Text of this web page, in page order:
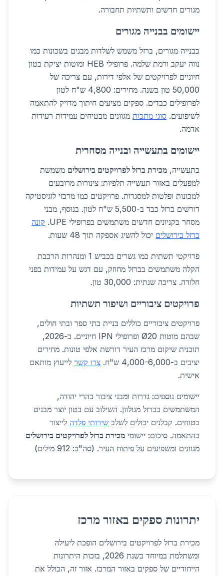
מגורים חדשים ותשתיות תחבורה.
יישומים בבנייה מגורים
בבנייה מגורים, ברזל משמש לשלדות מבנים בשכונות כמו
נווה יעקב ורמת שלמה. פרופילי HEB ומוטות יציקת בטון
חיוניים לפרויקטים של אלפי דירות, עם צריכה של
50,000 טון בשנה. מחירים: 4,800 ש"ח לטון
לפרופילים כבדים. ספקים מציעים חיתוך מדויק להתאמה
לשיפועים. סוגי מתכות מגוונים מבטיחים עמידות רעידות
אדמה.
יישומים בתעשייה ובנייה מסחרית
בתעשייה, מכירת ברזל לפרויקטים בירושלים משמשת
למפעלים באזור תעשייה תלפיות: צינורות מרובעים
למכונות ופלטות למסגרות. פרויקטים כמו מרכזי לוגיסטיקה
דורשים ברזל כבד ב-5,500 ש"ח לטון. בנוסף, מבני
מסחר בקניונים חדשים משתמשים בפרופילי UPE.
קונה
ברזל בירושלים יכול להשיג אספקה תוך 48 שעות.
פרויקטי תשתית כמו גשרים בכביש 1 ומנהרות הרכבת
הקלה משתמשים בברזל מחוזק, עם דגש על עמידות בפני
חלודה. צריכה שנתית: 30,000 טון.
פרויקטים ציבוריים ושיפור תשתיות
פרויקטים ציבוריים כוללים בניית בתי ספר ובתי חולים,
שבהם מוטות Ø20 ופרופילי IPN חיוניים. ב-2026,
תוכנית שיקום מרכז העיר דורשת אלפי טונות. מחירים
יציבים ב-4,000-6,000 ש"ח.
צרו קשר לייעוץ מותאם
אישית.
יישומים נוספים: גדרות ומבני ציבור בהרי יהודה,
המשתמשים בברזל מגולוון. השילוב עם בטון יוצר מבנים
בטוחים. קבלנים יכולים לשלב שירותי פלדה לייצור
בהתאמה. סיכום: יישומי מכירת ברזל לפרויקטים בירושלים
מגוונים ומשפיעים על פיתוח העיר. (סה"כ: 912 מילים)
יתרונות ספקים באזור מרכז
מכירת ברזל לפרויקטים בירושלים הופכת ליעילה
ומשתלמת במיוחד בשנת 2026, בזכות היתרונות
הייחודיים של ספקים באזור המרכז. אזור זה, הכולל את